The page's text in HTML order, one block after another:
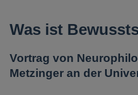
Was ist
Vortrag von
Metzinger an der